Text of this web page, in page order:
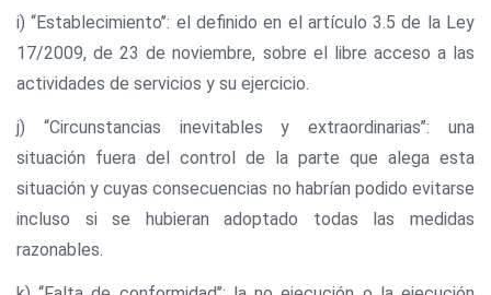
i) ‘‘Establecimiento’’: el definido en el artículo 3.5 de la Ley
17/2009, de 23 de noviembre, sobre el libre acceso a las
actividades de servicios y su ejercicio.
j) ‘‘Circunstancias inevitables y extraordinarias’’: una
situación fuera del control de la parte que alega esta
situación y cuyas consecuencias no habrían podido evitarse
incluso si se hubieran adoptado todas las medidas
razonables.